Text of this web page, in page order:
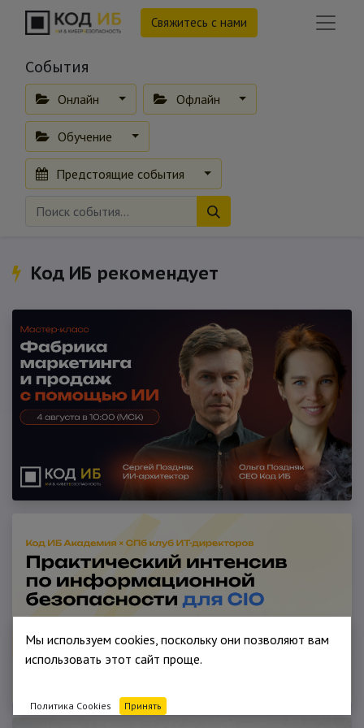
Свяжитесь с нами
События
Онлайн Офлайн
Обучение
Предстоящие события
Код ИБ рекомендует
Мы используем cookies, поскольку они позволяют вам
использовать этот сайт проще.
Политика Cookies Принять